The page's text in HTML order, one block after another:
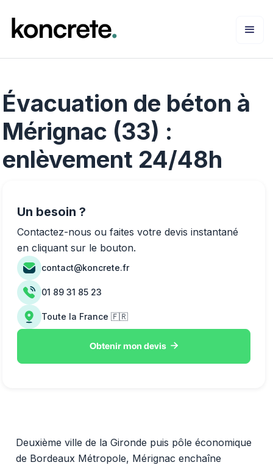
Évacuation de béton à
Mérignac (33) :
enlèvement 24/48h
Deuxième ville de la Gironde puis pôle économique
de Bordeaux Métropole, Mérignac enchaîne
Un besoin ?
Contactez-nous ou faites votre devis instantané
en cliquant sur le bouton.
contact@koncrete.fr
01 89 31 85 23
Toute la France 🇫🇷
Obtenir mon devis 